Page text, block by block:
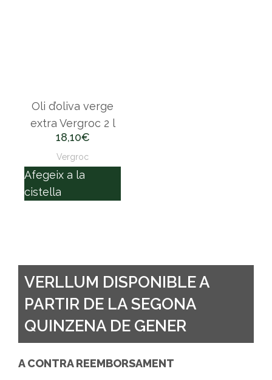
VERLLUM DISPONIBLE A
PARTIR DE LA SEGONA
QUINZENA DE GENER
A CONTRA REEMBORSAMENT
Oli d’oliva verge
extra Vergroc 2 l
18,10€
Vergroc
Afegeix a la
cistella